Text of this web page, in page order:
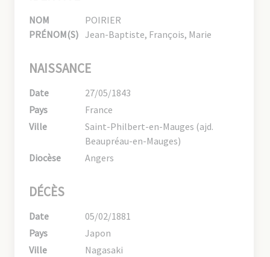
NOM
POIRIER
PRÉNOM(S) Jean-Baptiste, François, Marie
NAISSANCE
Date
27/05/1843
Pays
France
Ville
Saint-Philbert-en-Mauges (ajd.
Beaupréau-en-Mauges)
Diocèse
Angers
DÉCÈS
Date
05/02/1881
Pays
Japon
Ville
Nagasaki